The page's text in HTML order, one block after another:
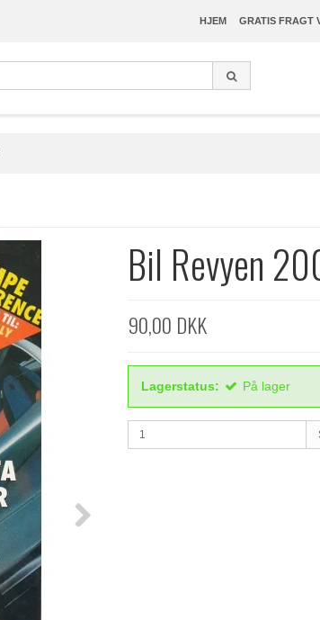
HJEM GRATIS FRAGT
Bil Revyen
90,00 DKK
Lagerstatus: På lager